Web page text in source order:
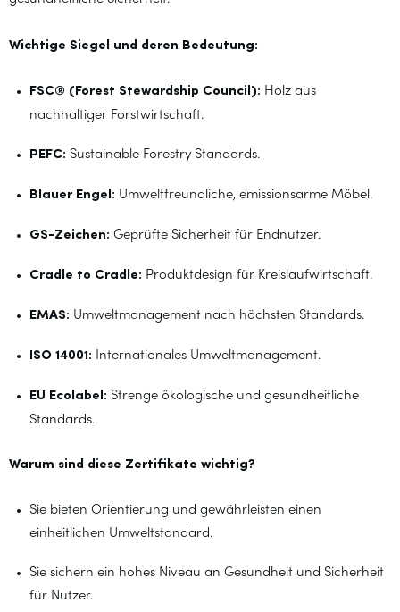
Wichtige Siegel und deren Bedeutung:
FSC® (Forest Stewardship Council): Holz aus
nachhaltiger Forstwirtschaft.
PEFC: Sustainable Forestry Standards.
Blauer Engel: Umweltfreundliche, emissionsarme Möbel.
GS-Zeichen: Geprüfte Sicherheit für Endnutzer.
Cradle to Cradle: Produktdesign für Kreislaufwirtschaft.
EMAS: Umweltmanagement nach höchsten Standards.
ISO 14001: Internationales Umweltmanagement.
EU Ecolabel: Strenge ökologische und gesundheitliche
Standards.
Warum sind diese Zertifikate wichtig?
Sie bieten Orientierung und gewährleisten einen
einheitlichen Umweltstandard.
Sie sichern ein hohes Niveau an Gesundheit und Sicherheit
für Nutzer.